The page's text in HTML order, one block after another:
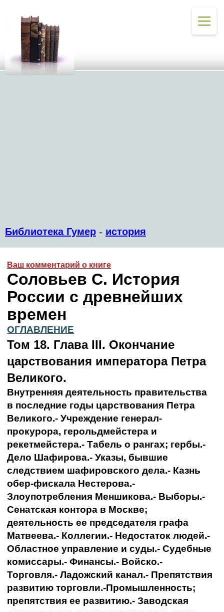
Библиотека Гумер - история
Ваш комментарий о книге
Соловьев С. История
России с древнейших
времен
ОГЛАВЛЕНИЕ
Том 18. Глава III. Окончание
царствования императора Петра
Великого.
Внутренняя деятельность правительства
в последние годы царствования Петра
Великого.- Учреждение генерал-
прокурора, герольдмейстера и
рекетмейстера.- Табель о рангах; гербы.-
Дело Шафирова.- Указы, бывшие
следствием шафировского дела.- Казнь
обер-фискала Нестерова.-
Злоупотребления Меншикова.- Выборы.-
Сенатская контора в Москве;
деятельность ее председателя графа
Матвеева.- Коллегии.- Недостаток людей.-
Областное управление и суды.- Судебные
комиссары.- Финансы.- Войско.-
Торговля.- Ладожский канал.- Препятствия
развитию торговли.-Промышленность;
препятствия ее развитию.- Заводская